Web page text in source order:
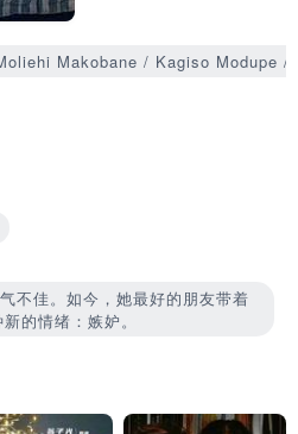
Makobane / Kagiso Modupe
不佳。如今，她最好的朋友带着
的情绪：嫉妒。